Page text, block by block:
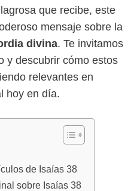
que recibe, este
mensaje sobre la
divina. Te invitamos
y descubrir cómo estos
relevantes en
hoy en día.
de Isaías 38
sobre Isaías 38